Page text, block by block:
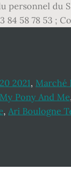
personnel du
58 78 53 ;
2021, Marché
Pony And Me
, Ari Boulogne